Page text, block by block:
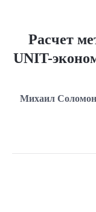
Расчет
UNIT-
Михаил